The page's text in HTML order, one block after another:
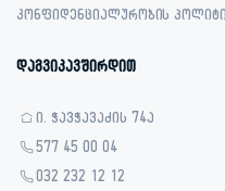
კონფიდენციალურობის
დაგვიკავშირდით
ი. ჭავჭავაძის 74ა
577 45 00 04
032 232 12 12